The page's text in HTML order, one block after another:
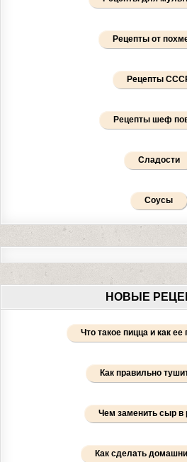
Рецепты от
Рецепты
Рецепты шеф
Сладости
Соусы
НОВЫЕ
Что такое пицца и как ее
Как правильно
Чем заменить сыр в
Как сделать